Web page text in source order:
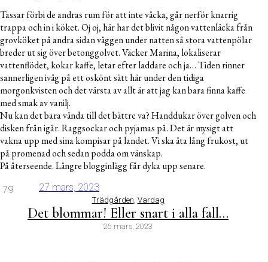
Tassar förbi de andras rum för att inte väcka, går nerför knarrig
trappa och in i köket. Oj oj, här har det blivit någon vattenläcka från
grovköket på andra sidan väggen under natten så stora vattenpölar
breder ut sig över betonggolvet. Väcker Marina, lokaliserar
vattenflödet, kokar kaffe, letar efter laddare och ja… Tiden rinner
sannerligen iväg på ett oskönt sätt här under den tidiga
morgonkvisten och det värsta av allt är att jag kan bara finna kaffe
med smak av vanilj.
Nu kan det bara vända till det bättre va? Handdukar över golven och
disken från igår. Raggsockar och pyjamas på. Det är mysigt att
vakna upp med sina kompisar på landet. Vi ska äta lång frukost, ut
på promenad och sedan podda om vänskap.
På återseende. Längre blogginlägg får dyka upp senare.
79 27 mars, 2023
Trädgården, Vardag
Det blommar! Eller snart i alla fall…
26 mars, 2023